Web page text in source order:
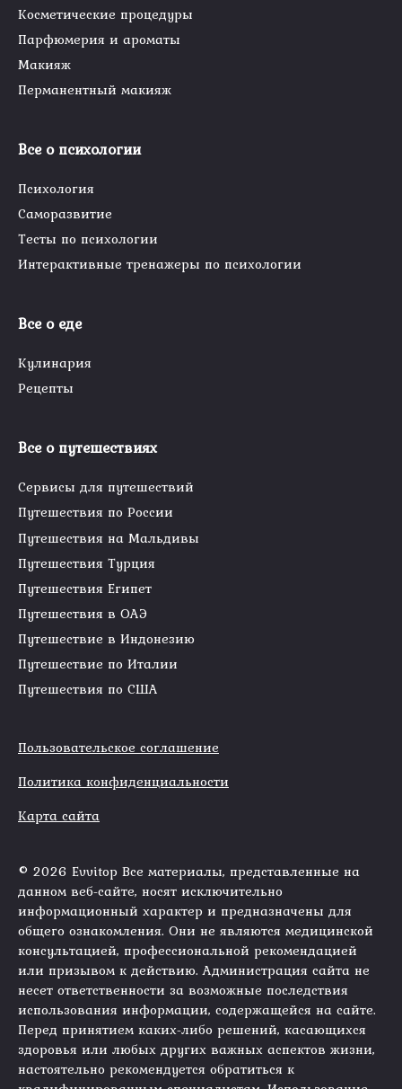
Косметические процедуры
Парфюмерия и ароматы
Макияж
Перманентный макияж
Все о психологии
Психология
Саморазвитие
Тесты по психологии
Интерактивные тренажеры по психологии
Все о еде
Кулинария
Рецепты
Все о путешествиях
Сервисы для путешествий
Путешествия по России
Путешествия на Мальдивы
Путешествия Турция
Путешествия Египет
Путешествия в ОАЭ
Путешествие в Индонезию
Путешествие по Италии
Путешествия по США
Пользовательское соглашение
Политика конфиденциальности
Карта сайта
© 2026 Evvitop Все материалы, представленные на
данном веб-сайте, носят исключительно
информационный характер и предназначены для
общего ознакомления. Они не являются медицинской
консультацией, профессиональной рекомендацией
или призывом к действию. Администрация сайта не
несет ответственности за возможные последствия
использования информации, содержащейся на сайте.
Перед принятием каких-либо решений, касающихся
здоровья или любых других важных аспектов жизни,
настоятельно рекомендуется обратиться к